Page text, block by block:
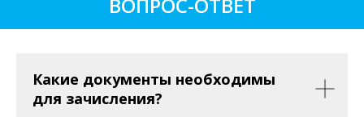
ВОПРОС-ОТВЕТ
Какие документы необходимы
для зачисления?